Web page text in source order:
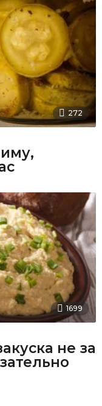
272
1699
не за